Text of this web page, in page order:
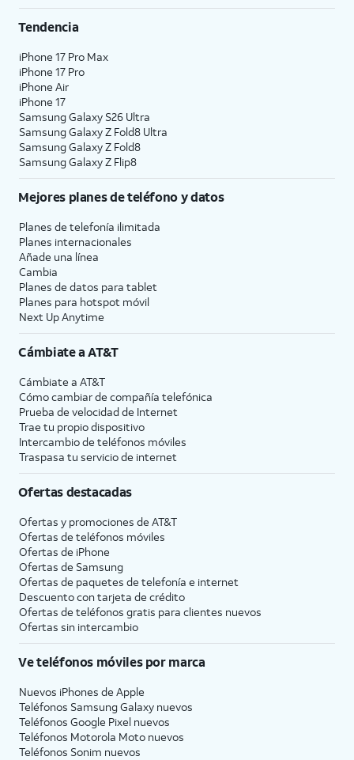
Tendencia
iPhone 17 Pro Max
iPhone 17 Pro
iPhone Air
iPhone 17
Samsung Galaxy S26 Ultra
Samsung Galaxy Z Fold8 Ultra
Samsung Galaxy Z Fold8
Samsung Galaxy Z Flip8
Mejores planes de teléfono y datos
Planes de telefonía ilimitada
Planes internacionales
Añade una línea
Cambia
Planes de datos para tablet
Planes para hotspot móvil
Next Up Anytime
Cámbiate aAT&T
Cámbiate a AT&T
Cómo cambiar de compañía telefónica
Prueba de velocidad de Internet
Trae tu propio dispositivo
Intercambio de teléfonos móviles
Traspasa tu servicio de internet
Ofertas destacadas
Ofertas y promociones de AT&T
Ofertas de teléfonos móviles
Ofertas de iPhone
Ofertas de Samsung
Ofertas de paquetes de telefonía e internet
Descuento con tarjeta de crédito
Ofertas de teléfonos gratis para clientes nuevos
Ofertas sin intercambio
Ve teléfonos móviles por marca
Nuevos iPhones de Apple
Teléfonos Samsung Galaxy nuevos
Teléfonos Google Pixel nuevos
Teléfonos Motorola Moto nuevos
Teléfonos Sonim nuevos